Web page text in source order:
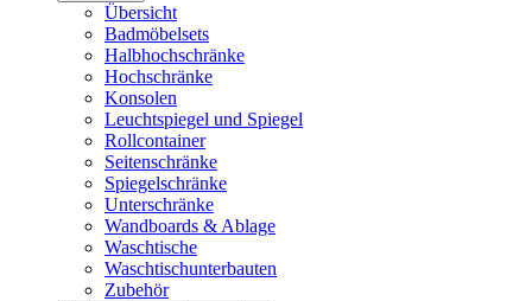
Übersicht
Badmöbelsets
Halbhochschränke
Hochschränke
Konsolen
Leuchtspiegel und Spiegel
Rollcontainer
Seitenschränke
Spiegelschränke
Unterschränke
Wandboards & Ablage
Waschtische
Waschtischunterbauten
Zubehör